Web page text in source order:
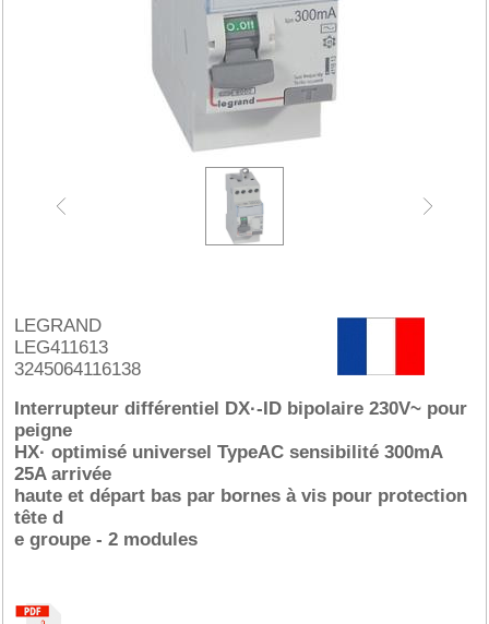
LEGRAND
LEG411613
3245064116138
Interrupteur différentiel DX·-ID bipolaire 230V~ pour
peigne
HX· optimisé universel TypeAC sensibilité 300mA
25A arrivée
haute et départ bas par bornes à vis pour protection
tête d
e groupe - 2 modules